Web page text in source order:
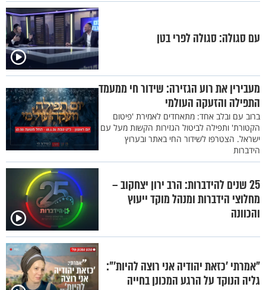
עם סגולה: סגולה לפרי בטן
מעבירין את רוע הגזירה: שידור חי ממעמד
התפילה והזעקה העולמי
ברוב עם ובלב אחד: מתאחדים לאמירת 'פיטום
הקטורת' ותפילה לביטול הגזירות הקשות מעל עם
ישראל. הצטרפו לשידור החי באתר ובערוץ
הידברות
25 שנים להידברות: הרב ירון יצחקוב –
מחלוצי הידברות ומנהל מוקד ייעוץ
והכוונה
"אמרתי 'כזאת יהודיה אני רוצה להיות'":
גליה הנוקד על הרגע המכונן בחייה